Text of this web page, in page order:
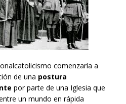
comenzaría a
de una postura
por parte de una Iglesia que
un mundo en rápida